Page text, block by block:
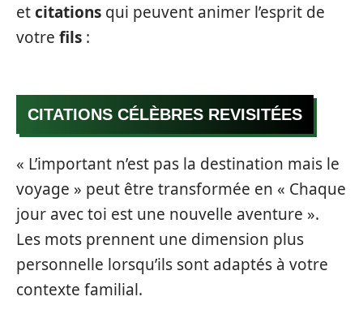
etcitations qui peuvent animer l’esprit de
votre fils :
CITATIONS CÉLÈBRES REVISITÉES
« L’important n’est pas la destination mais le
voyage » peut être transformée en « Chaque
jour avec toi est une nouvelle aventure ».
Les mots prennent une dimension plus
personnelle lorsqu’ils sont adaptés à votre
contexte familial.